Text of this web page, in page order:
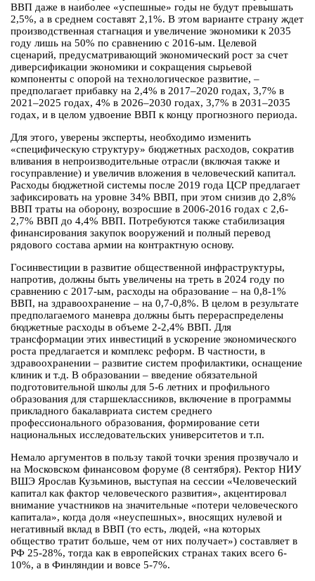
ВВП даже в наиболее «успешные» годы не будут превышать
2,5%, а в среднем составят 2,1%. В этом варианте страну ждет
производственная стагнация и увеличение экономики к 2035
году лишь на 50% по сравнению с 2016-ым. Целевой
сценарий, предусматривающий экономический рост за счет
диверсификации экономики и сокращения сырьевой
компоненты с опорой на технологическое развитие, –
предполагает прибавку на 2,4% в 2017–2020 годах, 3,7% в
2021–2025 годах, 4% в 2026–2030 годах, 3,7% в 2031–2035
годах, и в целом удвоение ВВП к концу прогнозного периода.
Для этого, уверены эксперты, необходимо изменить
«специфическую структуру» бюджетных расходов, сократив
вливания в непроизводительные отрасли (включая также и
госуправление) и увеличив вложения в человеческий капитал.
Расходы бюджетной системы после 2019 года ЦСР предлагает
зафиксировать на уровне 34% ВВП, при этом снизив до 2,8%
ВВП траты на оборону, возросшие в 2006-2016 годах с 2,6-
2,7% ВВП до 4,4% ВВП. Потребуются также стабилизация
финансирования закупок вооружений и полный перевод
рядового состава армии на контрактную основу.
Госинвестиции в развитие общественной инфраструктуры,
напротив, должны быть увеличены на треть в 2024 году по
сравнению с 2017-ым, расходы на образование – на 0,8-1%
ВВП, на здравоохранение – на 0,7-0,8%. В целом в результате
предполагаемого маневра должны быть перераспределены
бюджетные расходы в объеме 2-2,4% ВВП. Для
трансформации этих инвестиций в ускорение экономического
роста предлагается и комплекс реформ. В частности, в
здравоохранении – развитие систем профилактики, оснащение
клиник и т.д. В образовании – введение обязательной
подготовительной школы для 5-6 летних и профильного
образования для старшеклассников, включение в программы
прикладного бакалавриата систем среднего
профессионального образования, формирование сети
национальных исследовательских университетов и т.п.
Немало аргументов в пользу такой точки зрения прозвучало и
на Московском финансовом форуме (8 сентября). Ректор НИУ
ВШЭ Ярослав Кузьминов, выступая на сессии «Человеческий
капитал как фактор человеческого развития», акцентировал
внимание участников на значительные «потери человеческого
капитала», когда доля «неуспешных», вносящих нулевой и
негативный вклад в ВВП (то есть, людей, «на которых
общество тратит больше, чем от них получает») составляет в
РФ 25-28%, тогда как в европейских странах таких всего 6-
10%, а в Финляндии и вовсе 5-7%.